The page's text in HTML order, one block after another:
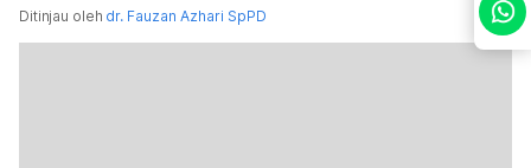
Ditinjau oleh dr. Fauzan Azhari SpPD